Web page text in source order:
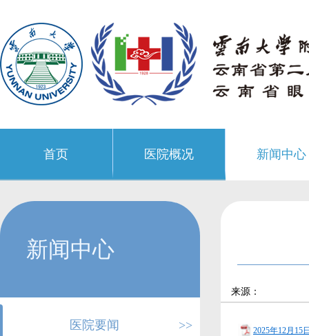
首页 医院概况 新闻中心
新闻中心
医院要闻 >>
来源：
2025年12月15